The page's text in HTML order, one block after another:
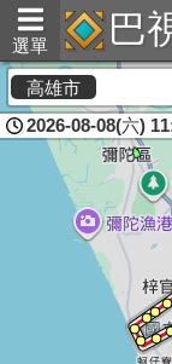
選單 巴
高雄市
2026-08-08(六)